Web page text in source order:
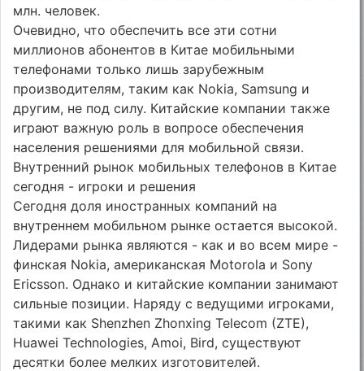
млн. человек.
Очевидно, что обеспечить все эти сотни
миллионов абонентов в Китае мобильными
телефонами только лишь зарубежным
производителям, таким как Nokia, Samsung и
другим, не под силу. Китайские компании также
играют важную роль в вопросе обеспечения
населения решениями для мобильной связи.
Внутренний рынок мобильных телефонов в Китае
сегодня - игроки и решения
Сегодня доля иностранных компаний на
внутреннем мобильном рынке остается высокой.
Лидерами рынка являются - как и во всем мире -
финская Nokia, американская Motorola и Sony
Ericsson. Однако и китайские компании занимают
сильные позиции. Наряду с ведущими игроками,
такими как Shenzhen Zhonxing Telecom (ZTE),
Huawei Technologies, Amoi, Bird, существуют
десятки более мелких изготовителей.